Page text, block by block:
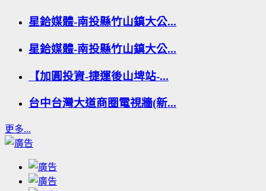
星鉿媒體-南投縣竹山鎮大公...
星鉿媒體-南投縣竹山鎮大公...
【加圓投資-捷運後山埤站-...
台中台灣大道商圈電視牆(新...
更多...